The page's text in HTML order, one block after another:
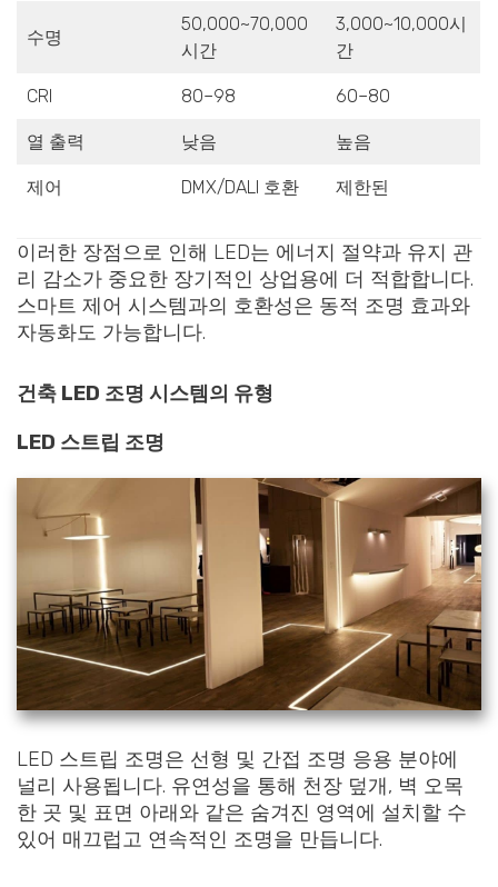
수명
50,000~70,000
시간
3,000~10,000시
간
CRI 80–98 60–80
열 출력 낮음 높음
제어 DMX/DALI 호환 제한된
이러한 장점으로 인해 LED는 에너지 절약과 유지 관
리 감소가 중요한 장기적인 상업용에 더 적합합니다.
스마트 제어 시스템과의 호환성은 동적 조명 효과와
자동화도 가능합니다.
건축 LED 조명 시스템의 유형
LED 스트립 조명
LED 스트립 조명은 선형 및 간접 조명 응용 분야에
널리 사용됩니다. 유연성을 통해 천장 덮개, 벽 오목
한 곳 및 표면 아래와 같은 숨겨진 영역에 설치할 수
있어 매끄럽고 연속적인 조명을 만듭니다.